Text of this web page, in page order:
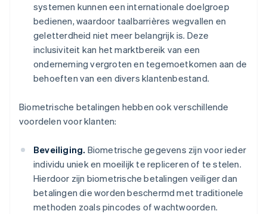
systemen kunnen een internationale doelgroep
bedienen, waardoor taalbarrières wegvallen en
geletterdheid niet meer belangrijk is. Deze
inclusiviteit kan het marktbereik van een
onderneming vergroten en tegemoetkomen aan de
behoeften van een divers klantenbestand.
Biometrische betalingen hebben ook verschillende
voordelen voor klanten:
Beveiliging. Biometrische gegevens zijn voor ieder
individu uniek en moeilijk te repliceren of te stelen.
Hierdoor zijn biometrische betalingen veiliger dan
betalingen die worden beschermd met traditionele
methoden zoals pincodes of wachtwoorden.